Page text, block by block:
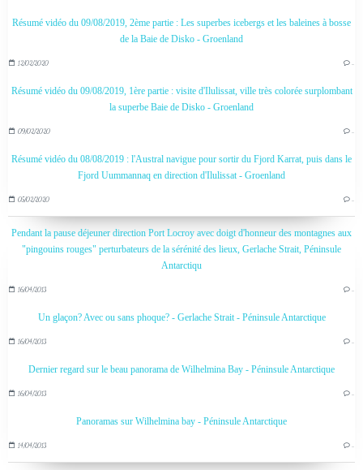
Résumé vidéo du 09/08/2019, 2ème partie : Les superbes icebergs et les baleines à bosse
de la Baie de Disko - Groenland
12/02/2020 …
Résumé vidéo du 09/08/2019, 1ère partie : visite d'Ilulissat, ville très colorée surplombant
la superbe Baie de Disko - Groenland
09/02/2020 …
Résumé vidéo du 08/08/2019 : l'Austral navigue pour sortir du Fjord Karrat, puis dans le
Fjord Uummannaq en direction d'Ilulissat - Groenland
05/02/2020 …
Pendant la pause déjeuner direction Port Locroy avec doigt d'honneur des montagnes aux
"pingouins rouges" perturbateurs de la sérénité des lieux, Gerlache Strait, Péninsule
Antarctiqu
16/04/2013 …
Un glaçon? Avec ou sans phoque? - Gerlache Strait - Péninsule Antarctique
16/04/2013 …
Dernier regard sur le beau panorama de Wilhelmina Bay - Péninsule Antarctique
16/04/2013 …
Panoramas sur Wilhelmina bay - Péninsule Antarctique
14/04/2013 …